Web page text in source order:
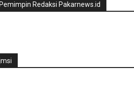
Pemimpin Redaksi Pakarnews.id